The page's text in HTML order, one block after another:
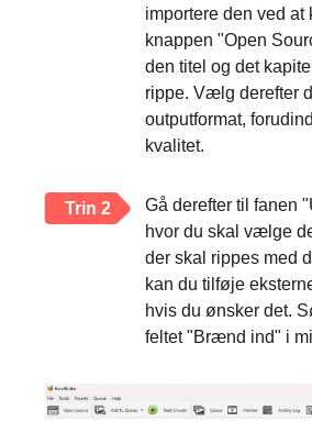
importere den ved at
knappen "Open
den titel og det
rippe. Vælg derefter
outputformat,
kvalitet.
Trin 2
Gå derefter til fanen
hvor du skal vælge
der skal rippes med
kan du tilføje
hvis du ønsker det.
feltet "Brænd ind" i